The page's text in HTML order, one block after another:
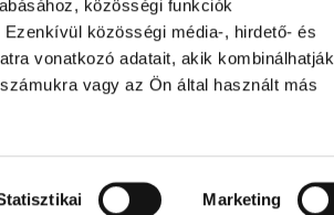
közösségi funkciók
közösségi média-, hirdető- és
vonatkozó adatait, akik kombinálhatják
vagy az Ön által használt más
Marketing
© 2023 ora-bolt.hu